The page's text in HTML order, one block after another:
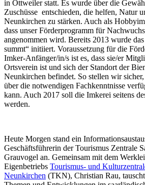
in Ottweiler statt. Es wurde über die
Zuschüsse entschieden, die helfen, Natur
Neunkirchen zu stärken. Auch als
dass unser Förderprogramm für
angenommen wird. Bereits 2013 wurde
summt“ initiiert. Voraussetzung für die
Imker-Anfänger/in/s ist es, dass sie/er
Ortsverein ist und sich der Standort der
Neunkirchen befindet. So stellen wir
über die notwendigen Fachkenntnisse
kann. Auch 2017 soll die Imkerei seitens
werden.
Heute Morgen stand ein
Geschäftsführerin der Tourismus Zentrale
Grauvogel an. Gemeinsam mit dem
Eigenbetriebs Tourismus- und
Neunkirchen (TKN), Christian Rau,